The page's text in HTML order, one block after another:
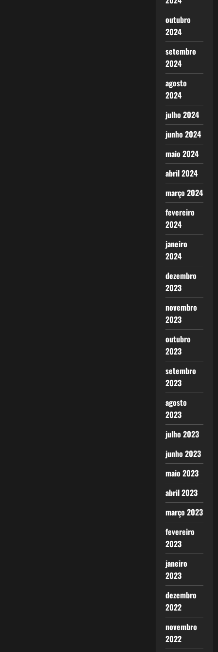
outubro
2024
setembro
2024
agosto
2024
julho 2024
junho 2024
maio 2024
abril 2024
março 2024
fevereiro
2024
janeiro
2024
dezembro
2023
novembro
2023
outubro
2023
setembro
2023
agosto
2023
julho 2023
junho 2023
maio 2023
abril 2023
março 2023
fevereiro
2023
janeiro
2023
dezembro
2022
novembro
2022